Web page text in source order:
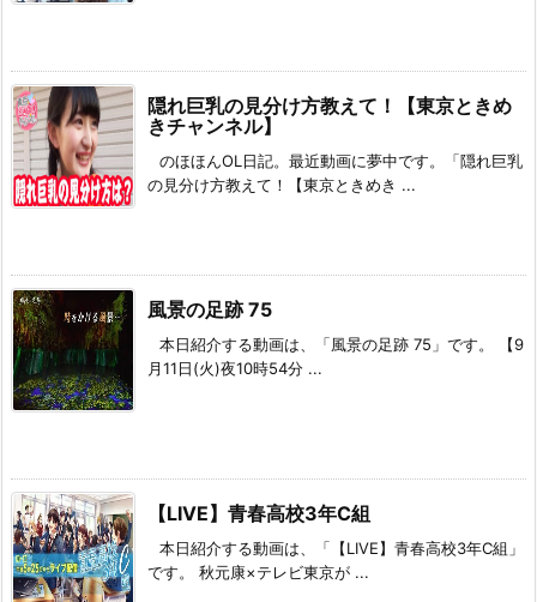
隠れ巨乳の見分け方教えて！【東京ときめ
きチャンネル】
のほほんOL日記。最近動画に夢中です。「隠れ巨乳
の見分け方教えて！【東京ときめき ...
風景の足跡 75
本日紹介する動画は、「風景の足跡 75」です。 【9
月11日(火)夜10時54分 ...
【LIVE】青春高校3年C組
本日紹介する動画は、「【LIVE】青春高校3年C組」
です。 秋元康×テレビ東京が ...